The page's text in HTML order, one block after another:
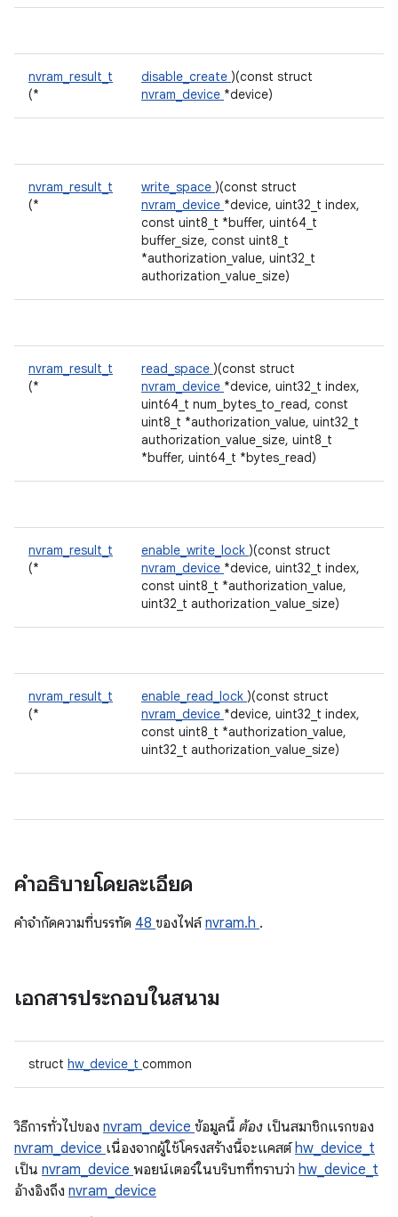
nvram_result_t
(*
disable_create )(const struct
nvram_device *device)
nvram_result_t
(*
write_space )(const struct
nvram_device *device, uint32_t index,
const uint8_t *buffer, uint64_t
buffer_size, const uint8_t
*authorization_value, uint32_t
authorization_value_size)
nvram_result_t
(*
read_space )(const struct
nvram_device *device, uint32_t index,
uint64_t num_bytes_to_read, const
uint8_t *authorization_value, uint32_t
authorization_value_size, uint8_t
*buffer, uint64_t *bytes_read)
nvram_result_t
(*
enable_write_lock )(const struct
nvram_device *device, uint32_t index,
const uint8_t *authorization_value,
uint32_t authorization_value_size)
nvram_result_t
(*
enable_read_lock )(const struct
nvram_device *device, uint32_t index,
const uint8_t *authorization_value,
uint32_t authorization_value_size)
คำอธิบายโดยละเอียด
คําจํากัดความที่บรรทัด 48 ของไฟล์nvram.h .
เอกสารประกอบในสนาม
struct hw_device_t common
วิธีการทั่วไปของ nvram_device ข้อมูลนี้ ต้อง เป็นสมาชิกแรกของ
nvram_device เนื่องจากผู้ใช้โครงสร้างนี้จะแคสต์hw_device_t
เป็น nvram_device พอยน์เตอร์ในบริบทที่ทราบว่า hw_device_t
อ้างอิงถึง nvram_device